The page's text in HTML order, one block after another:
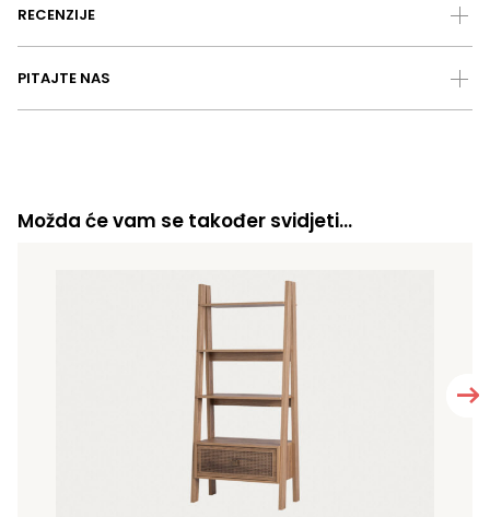
RECENZIJE
PITAJTE NAS
Možda će vam se također svidjeti…